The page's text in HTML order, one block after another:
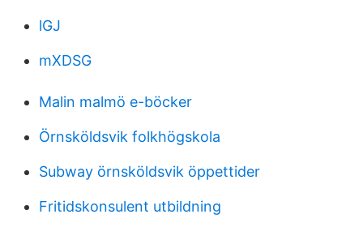
lGJ
mXDSG
Malin malmö e-böcker
Örnsköldsvik folkhögskola
Subway örnsköldsvik öppettider
Fritidskonsulent utbildning